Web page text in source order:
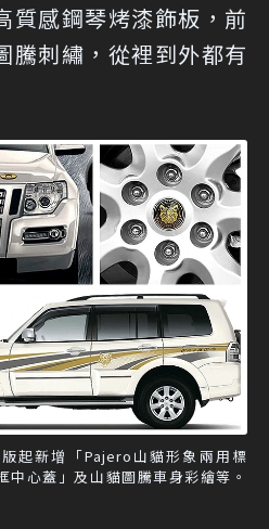
質感鋼琴烤漆飾板，前
騰刺繡，從裡到外都有
起新增「Pajero山貓形象兩用標
心蓋」及山貓圖騰車身彩繪等。